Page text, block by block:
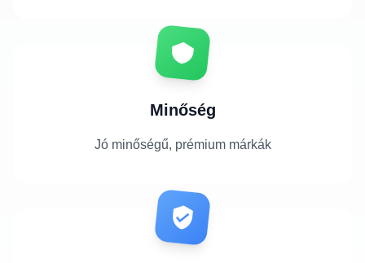
Minőség
Jó minőségű, prémium márkák